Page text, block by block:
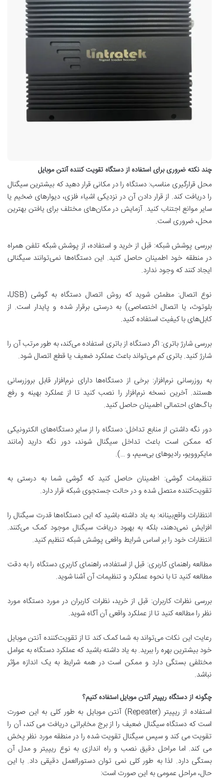
چند نکته ضروری برای استفاده از دستگاه تقویت کننده آنتن موبایل
محل قرارگیری مناسب: دستگاه را در مکانی قرار دهید که بیشترین سیگنال
را دریافت کند. از قرار دادن آن در نزدیکی اشیاء فلزی، دیوارهای ضخیم یا
سایر موانع اجتناب کنید. آزمایش در مکان‌های مختلف برای یافتن بهترین
محل، ضروری است.
بررسی پوشش شبکه: قبل از خرید و استفاده، از پوشش شبکه تلفن همراه
در منطقه خود اطمینان حاصل کنید. این دستگاه‌ها نمی‌توانند سیگنالی
ایجاد کنند که وجود ندارد.
نوع اتصال: مطمئن شوید که روش اتصال دستگاه به گوشی (USB،
بلوتوث، یا اتصال اختصاصی) به درستی برقرار شده و پایدار است. از
کابل‌های با کیفیت استفاده کنید.
بررسی شارژ باتری: اگر دستگاه از باتری استفاده می‌کند، به طور مرتب آن را
شارژ کنید. باتری کم می‌تواند باعث عملکرد ضعیف یا قطع اتصال شود.
به روزرسانی نرم‌افزار: برخی از دستگاه‌ها دارای نرم‌افزار قابل بروزرسانی
هستند. آخرین نسخه نرم‌افزار را نصب کنید تا از عملکرد بهینه و رفع
باگ‌های احتمالی اطمینان حاصل کنید.
دور نگه داشتن از منابع تداخل: دستگاه را از سایر دستگاه‌های الکترونیکی
که ممکن است باعث تداخل سیگنال شوند، دور نگه دارید (مانند
مایکروویو، رادیوهای بی‌سیم، و …).
تنظیمات گوشی: اطمینان حاصل کنید که گوشی شما به درستی به
تقویت‌کننده متصل شده و در حالت جستجوی شبکه قرار دارد.
انتظارات واقع‌بینانه: به یاد داشته باشید که این دستگاه‌ها قدرت سیگنال را
افزایش نمی‌دهند، بلکه به بهبود دریافت سیگنال موجود کمک می‌کنند.
انتظارات خود را بر اساس شرایط واقعی پوشش شبکه تنظیم کنید.
مطالعه راهنمای کاربری: قبل از استفاده، راهنمای کاربری دستگاه را به دقت
مطالعه کنید تا با نحوه عملکرد و تنظیمات آن آشنا شوید.
بررسی نظرات کاربران: قبل از خرید، نظرات کاربران در مورد دستگاه مورد
نظر را مطالعه کنید تا از عملکرد واقعی آن آگاه شوید.
رعایت این نکات می‌تواند به شما کمک کند تا از تقویت‌کننده آنتن موبایل
خود بیشترین بهره را ببرید. به یاد داشته باشید که عملکرد دستگاه به عوامل
مختلفی بستگی دارد و ممکن است در همه شرایط به یک اندازه مؤثر
نباشد.
چگونه از دستگاه ریپیتر آنتن موبایل استفاده کنیم؟
استفاده از ریپیتر (Repeater) آنتن موبایل به طور کلی به این صورت
است که دستگاه سیگنال ضعیف را از برج مخابراتی دریافت می کند، آن را
تقویت می کند و سپس سیگنال تقویت شده را در منطقه مورد نظر پخش
می کند. اما مراحل دقیق نصب و راه اندازی به نوع ریپیتر و مدل آن
بستگی دارد. لذا به طور کلی نمی توان دستورالعمل دقیقی داد. با این
حال، مراحل عمومی به این صورت است: